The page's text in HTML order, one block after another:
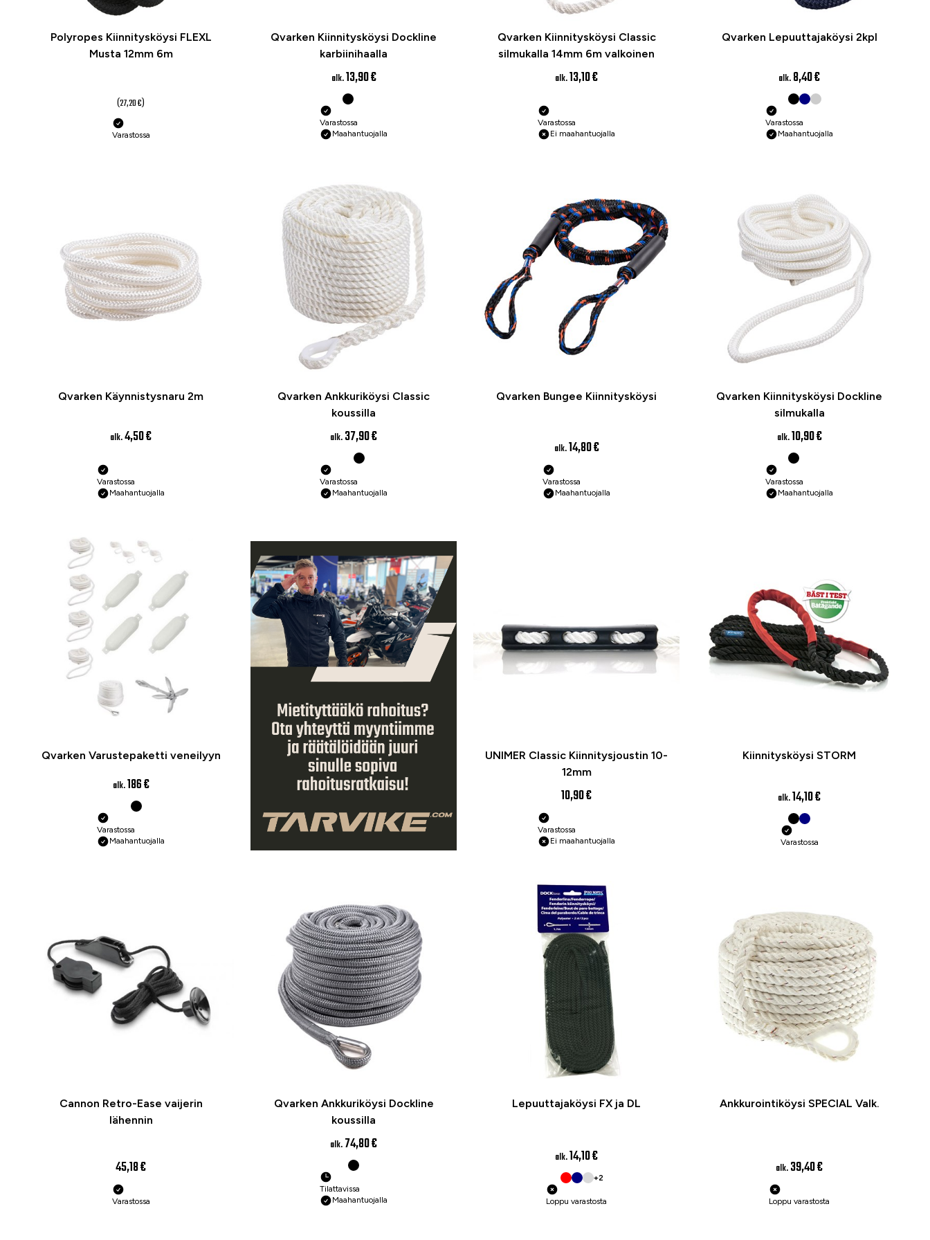
Polyropes Kiinnitysköysi FLEXL
Musta 12mm 6m
(27,20 €)
Varastossa
Qvarken Kiinnitysköysi Dockline
karbiinihaalla
alk.13,90 €
Varastossa
Maahantuojalla
Qvarken Kiinnitysköysi Classic
silmukalla 14mm 6m valkoinen
alk.13,10 €
Varastossa
Ei maahantuojalla
Qvarken Lepuuttajaköysi 2kpl
alk. 8,40 €
Varastossa
Maahantuojalla
Qvarken Käynnistysnaru 2m
alk.4,50 €
Varastossa
Maahantuojalla
Qvarken Ankkuriköysi Classic
koussilla
alk. 37,90 €
Varastossa
Maahantuojalla
Qvarken Bungee Kiinnitysköysi
alk.14,80 €
Varastossa
Maahantuojalla
Qvarken Kiinnitysköysi Dockline
silmukalla
alk.10,90 €
Varastossa
Maahantuojalla
Qvarken Varustepaketti veneilyyn
alk.186 €
Varastossa
Maahantuojalla
UNIMER Classic Kiinnitysjoustin 10-
12mm
10,90 €
Varastossa
Ei maahantuojalla
Kiinnitysköysi STORM
alk.14,10 €
Varastossa
Cannon Retro-Ease vaijerin
lähennin
45,18 €
Varastossa
Qvarken Ankkuriköysi Dockline
koussilla
alk. 74,80 €
Tilattavissa
Maahantuojalla
Lepuuttajaköysi FX ja DL
alk.14,10 €
+2
Loppu varastosta
Ankkurointiköysi SPECIAL Valk.
alk. 39,40 €
Loppu varastosta